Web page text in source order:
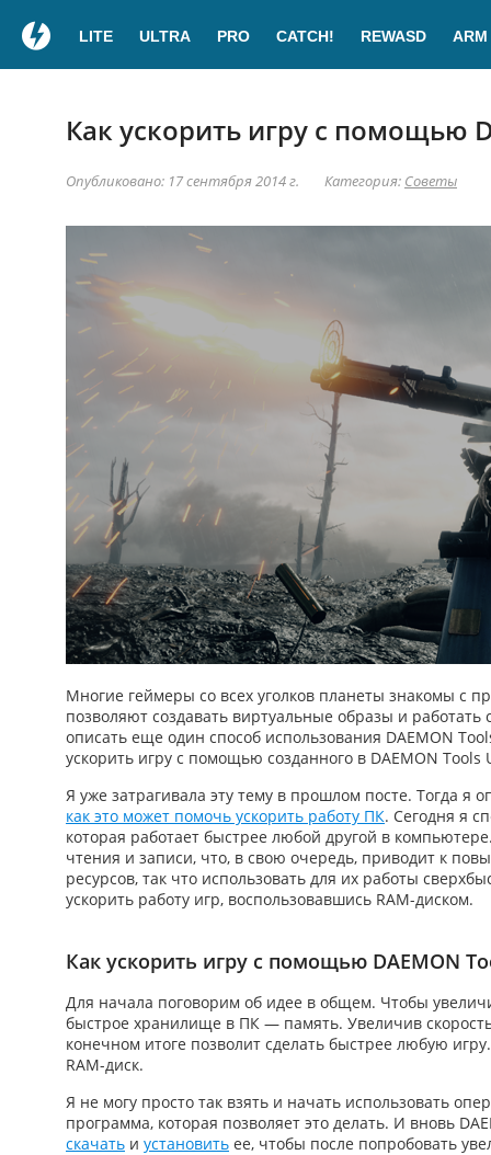
LITE ULTRA PRO CATCH! REWASD ARM
Как ускорить игру с помощью
Опубликовано: 17 сентября 2014 г. Категория: Советы
Многие геймеры со всех уголков планеты знакомы с
позволяют создавать виртуальные образы и работать
опиcать еще один способ использования DAEMON
ускорить игру с помощью созданного в DAEMON Tools
Я уже затрагивала эту тему в прошлом посте. Тогда я
как это может помочь ускорить работу ПК. Сегодня я
которая работает быстрее любой другой в
чтения и записи, что, в свою очередь, приводит к
ресурсов, так что использовать для их работы
ускорить работу игр, воспользовавшись RAM-диском.
Как ускорить игру с помощью DAEMON
Для начала поговорим об идее в общем. Чтобы
быстрое хранилище в ПК — память. Увеличив скорость
конечном итоге позволит сделать быстрее любую
RAM-диск.
Я не могу просто так взять и начать использовать
программа, которая позволяет это делать. И вновь
скачать и установить ее, чтобы после попробовать